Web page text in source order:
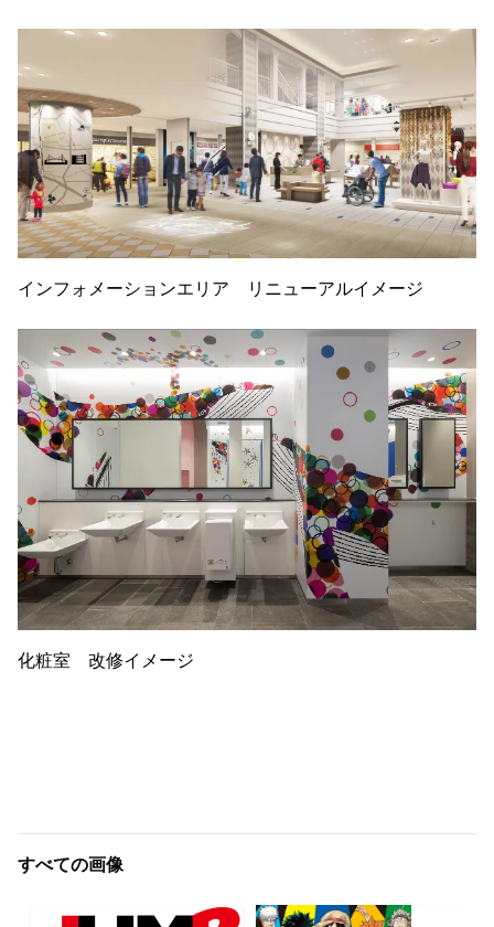
インフォメーションエリア リニューアルイメージ
化粧室 改修イメージ
すべての画像